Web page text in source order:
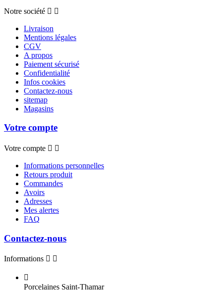
Notre société  
Livraison
Mentions légales
CGV
A propos
Paiement sécurisé
Confidentialité
Infos cookies
Contactez-nous
sitemap
Magasins
Votre compte
Votre compte  
Informations personnelles
Retours produit
Commandes
Avoirs
Adresses
Mes alertes
FAQ
Contactez-nous
Informations  

Porcelaines Saint-Thamar